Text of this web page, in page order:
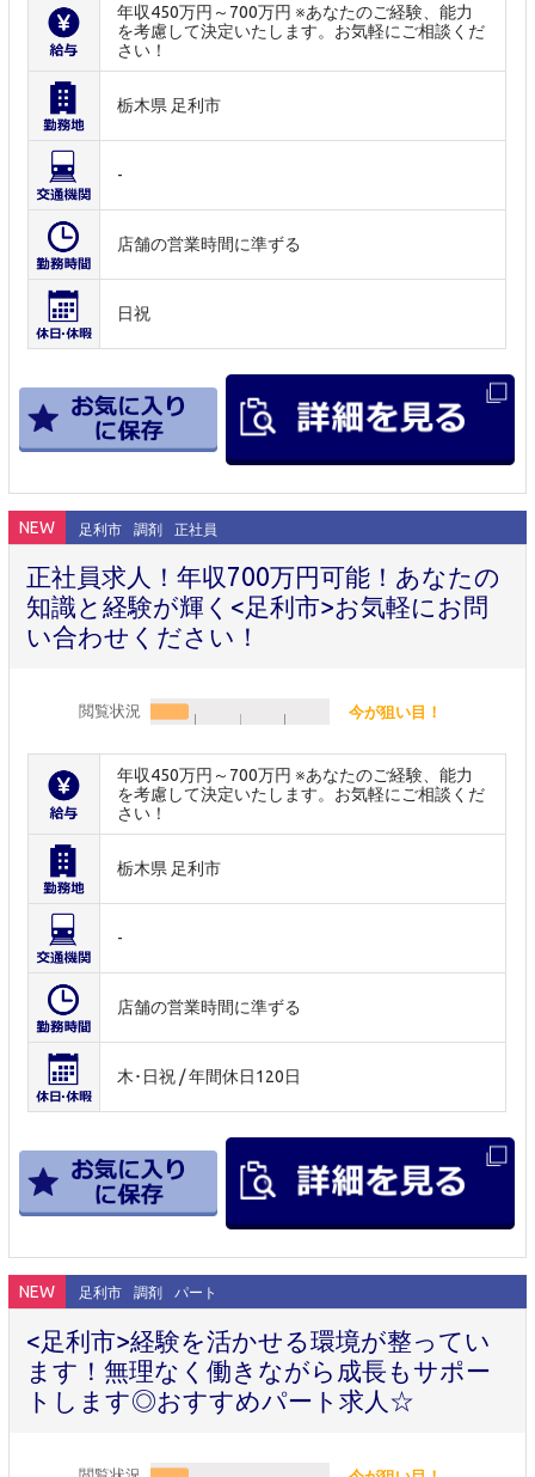
年収450万円～700万円 ※あなたのご経験、能力
を考慮して決定いたします。お気軽にご相談くだ
さい！
栃木県 足利市
-
店舗の営業時間に準ずる
日祝
NEW 足利市 調剤 正社員
正社員求人！年収700万円可能！あなたの
知識と経験が輝く<足利市>お気軽にお問
い合わせください！
閲覧状況 今が狙い目！
年収450万円～700万円 ※あなたのご経験、能力
を考慮して決定いたします。お気軽にご相談くだ
さい！
栃木県 足利市
-
店舗の営業時間に準ずる
木･日祝 / 年間休日120日
NEW 足利市 調剤 パート
<足利市>経験を活かせる環境が整ってい
ます！無理なく働きながら成長もサポー
トします◎おすすめパート求人☆